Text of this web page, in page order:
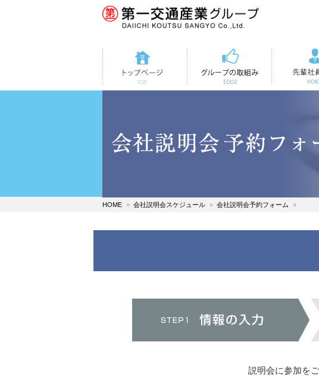
トップページ 第一交通の取組み 先輩社
HOME 会社説明会スケジュール 会社説明会予約フォーム
説明会に参加を